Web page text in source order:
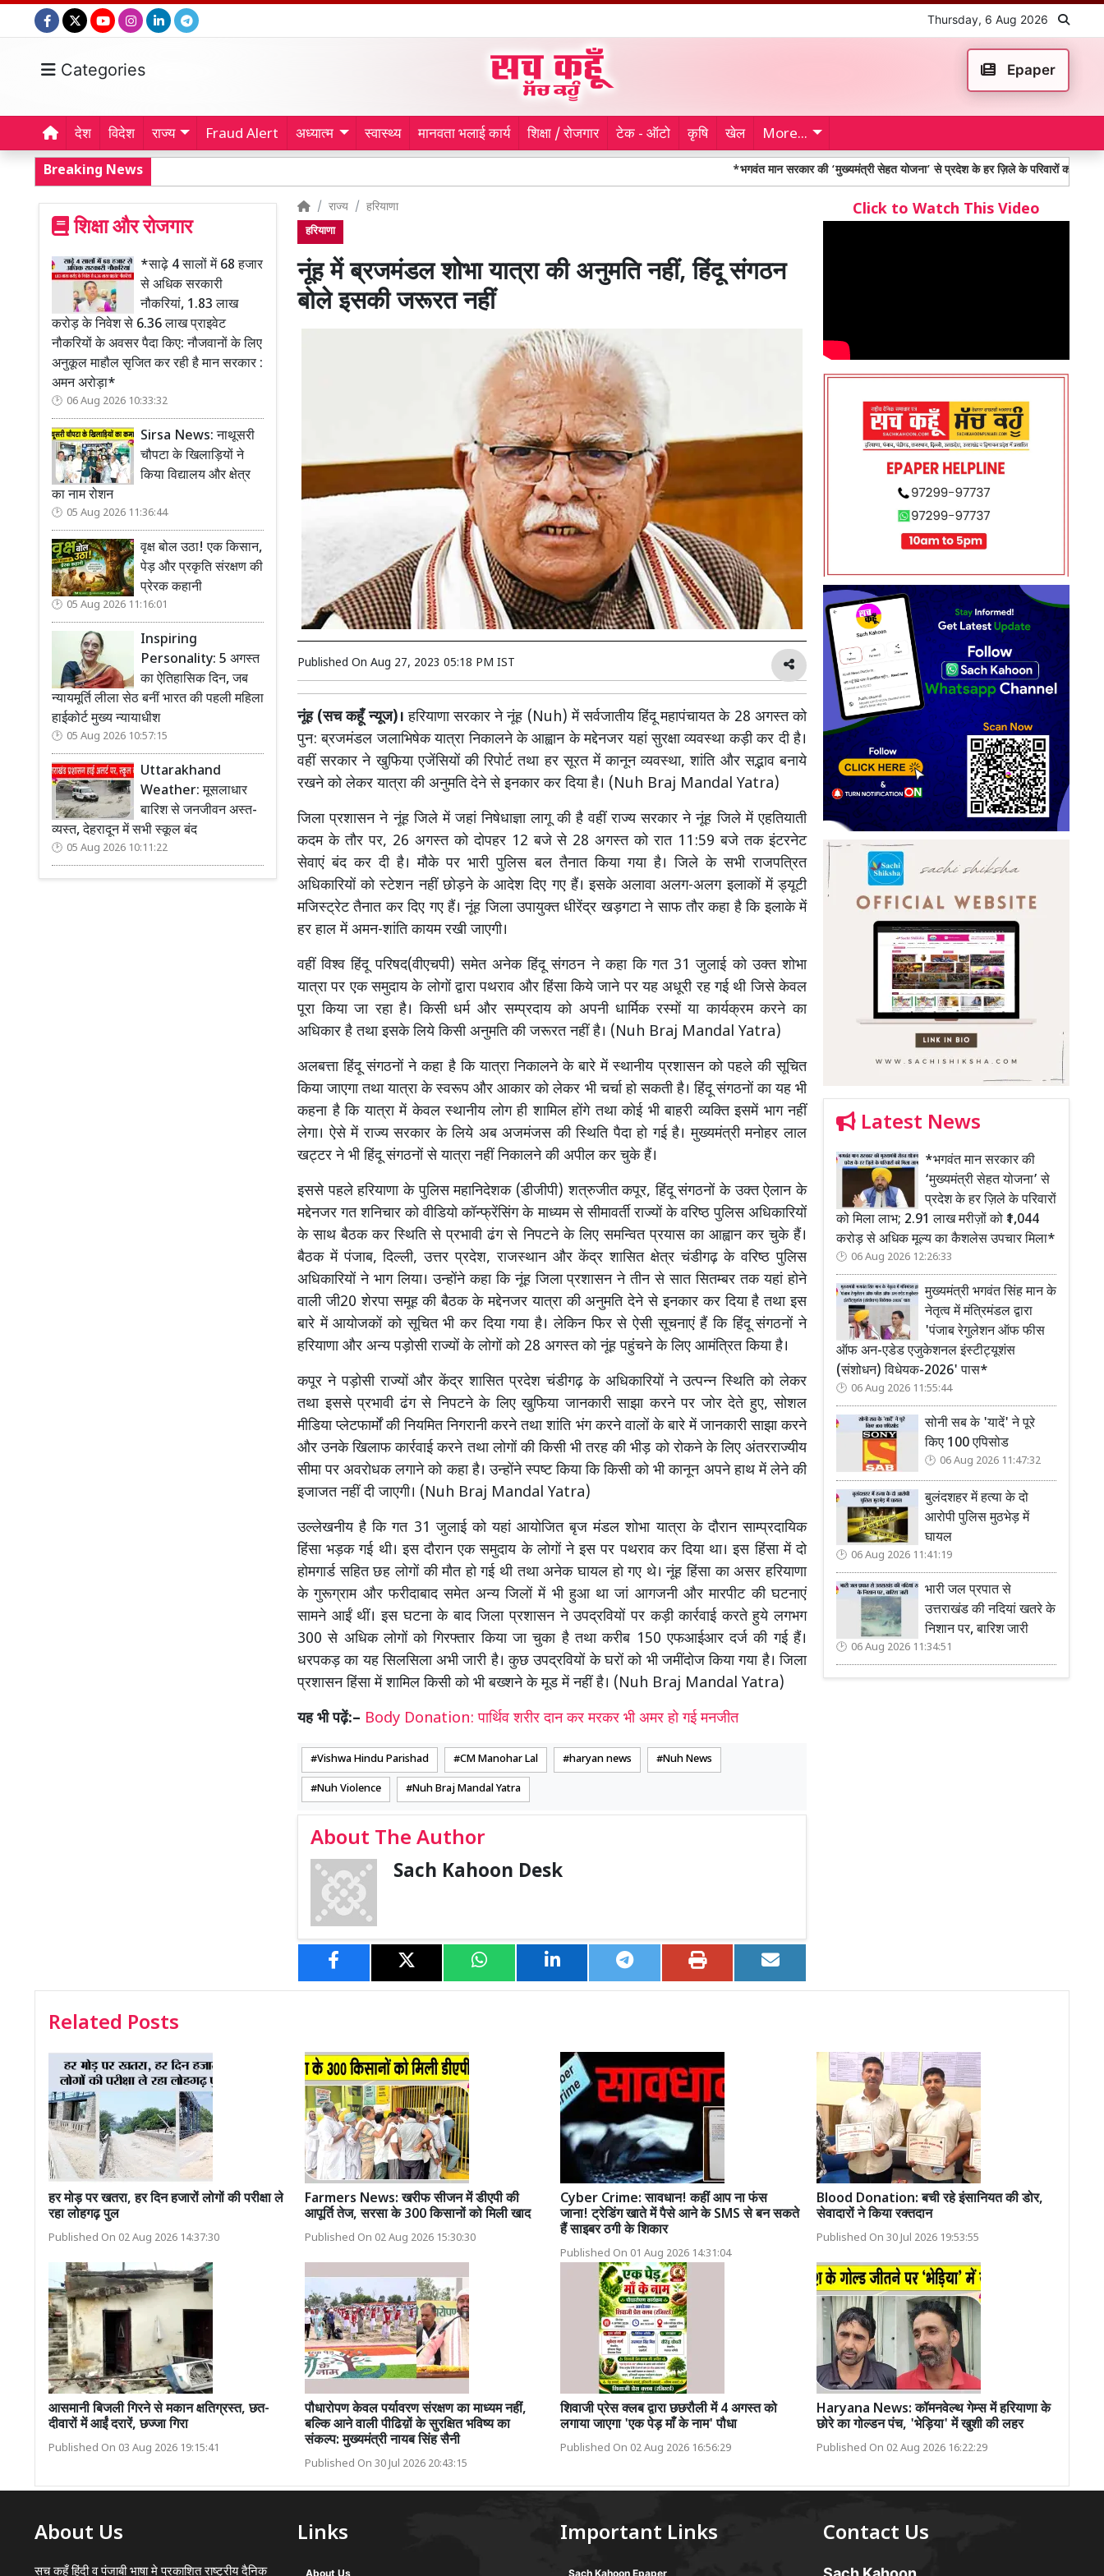
Thursday, 6 Aug 2026
Categories Epaper
देश विदेश राज्य Fraud Alert अध्यात्म स्वास्थ्य मानवता भलाई कार्य शिक्षा / रोजगार टेक - ऑटो कृषि खेल More...
Breaking News *भगवंत मान सरकार की ‘मुख्यमंत्री सेहत योजना’ से प्रदेश के हर ज़िले के परिवारों को मिला लाभ;
शिक्षा और रोजगार
*साढ़े 4 सालों में 68 हजार
से अधिक सरकारी
नौकरियां, 1.83 लाख
करोड़ के निवेश से 6.36 लाख प्राइवेट
नौकरियों के अवसर पैदा किए: नौजवानों के लिए
अनुकूल माहौल सृजित कर रही है मान सरकार :
अमन अरोड़ा*
06 Aug 2026 10:33:32
Sirsa News: नाथूसरी
चौपटा के खिलाड़ियों ने
किया विद्यालय और क्षेत्र
का नाम रोशन
05 Aug 2026 11:36:44
वृक्ष बोल उठा! एक किसान,
पेड़ और प्रकृति संरक्षण की
प्रेरक कहानी
05 Aug 2026 11:16:01
Inspiring
Personality: 5 अगस्त
का ऐतिहासिक दिन, जब
न्यायमूर्ति लीला सेठ बनीं भारत की पहली महिला
हाईकोर्ट मुख्य न्यायाधीश
05 Aug 2026 10:57:15
Uttarakhand
Weather: मूसलाधार
बारिश से जनजीवन अस्त-
व्यस्त, देहरादून में सभी स्कूल बंद
05 Aug 2026 10:11:22
राज्य हरियाणा
हरियाणा
नूंह में ब्रजमंडल शोभा यात्रा की अनुमति नहीं, हिंदू संगठन
बोले इसकी जरूरत नहीं
Published On Aug 27, 2023 05:18 PM IST
नूंह (सच कहूँ न्यूज)। हरियाणा सरकार ने नूंह (Nuh) में सर्वजातीय हिंदू महापंचायत के 28 अगस्त को
पुन: ब्रजमंडल जलाभिषेक यात्रा निकालने के आह्वान के मद्देनजर यहां सुरक्षा व्यवस्था कड़ी कर दी है।
वहीं सरकार ने खुफिया एजेंसियों की रिपोर्ट तथा हर सूरत में कानून व्यवस्था, शांति और सद्भाव बनाये
रखने को लेकर यात्रा की अनुमति देने से इनकार कर दिया है। (Nuh Braj Mandal Yatra)
जिला प्रशासन ने नूंह जिले में जहां निषेधाज्ञा लागू की है वहीं राज्य सरकार ने नूंह जिले में एहतियाती
कदम के तौर पर, 26 अगस्त को दोपहर 12 बजे से 28 अगस्त को रात 11:59 बजे तक इंटरनेट
सेवाएं बंद कर दी है। मौके पर भारी पुलिस बल तैनात किया गया है। जिले के सभी राजपत्रित
अधिकारियों को स्टेशन नहीं छोड़ने के आदेश दिए गए हैं। इसके अलावा अलग-अलग इलाकों में ड्यूटी
मजिस्ट्रेट तैनात कर दिए गए हैं। नूंह जिला उपायुक्त धीरेंद्र खड़गटा ने साफ तौर कहा है कि इलाके में
हर हाल में अमन-शांति कायम रखी जाएगी।
वहीं विश्व हिंदू परिषद(वीएचपी) समेत अनेक हिंदू संगठन ने कहा कि गत 31 जुलाई को उक्त शोभा
यात्रा पर एक समुदाय के लोगों द्वारा पथराव और हिंसा किये जाने पर यह अधूरी रह गई थी जिसे केवल
पूरा किया जा रहा है। किसी धर्म और सम्प्रदाय को अपनी धार्मिक रस्मों या कार्यक्रम करने का
अधिकार है तथा इसके लिये किसी अनुमति की जरूरत नहीं है। (Nuh Braj Mandal Yatra)
अलबत्ता हिंदू संगठनों ने कहा है कि यात्रा निकालने के बारे में स्थानीय प्रशासन को पहले की सूचित
किया जाएगा तथा यात्रा के स्वरूप और आकार को लेकर भी चर्चा हो सकती है। हिंदू संगठनों का यह भी
कहना है कि यात्रा में केवल स्थानीय लोग ही शामिल होंगे तथा कोई भी बाहरी व्यक्ति इसमें भाग नहीं
लेगा। ऐसे में राज्य सरकार के लिये अब अजमंजस की स्थिति पैदा हो गई है। मुख्यमंत्री मनोहर लाल
खट्टर ने भी हिंदू संगठनों से यात्रा नहीं निकालने की अपील कर चुके हैं।
इससे पहले हरियाणा के पुलिस महानिदेशक (डीजीपी) शत्रुजीत कपूर, हिंदू संगठनों के उक्त ऐलान के
मद्देनजर गत शनिचार को वीडियो कॉन्फ्रेंसिंग के माध्यम से सीमावर्ती राज्यों के वरिष्ठ पुलिस अधिकारियों
के साथ बैठक कर स्थिति से प्रभावी ढंग से निपटने के लिए समन्वित प्रयास का आह्वान कर चुके हैं।
बैठक में पंजाब, दिल्ली, उत्तर प्रदेश, राजस्थान और केंद्र शासित क्षेत्र चंडीगढ़ के वरिष्ठ पुलिस
अधिकारियों ने भाग लिया। उन्होंने कहा कि नूंह जिला प्रशासन ने तीन से सात सितम्बर तक यहां होने
वाली जी20 शेरपा समूह की बैठक के मद्देनजर यात्रा की अनुमति देने से इनकार कर दिया है तथा इस
बारे में आयोजकों को सूचित भी कर दिया गया है। लेकिन फिर से ऐसी सूचनाएं हैं कि हिंदू संगठनों ने
हरियाणा और अन्य पड़ोसी राज्यों के लोगों को 28 अगस्त को नूंह पहुंचने के लिए आमंत्रित किया है।
कपूर ने पड़ोसी राज्यों और केंद्र शासित प्रदेश चंडीगढ़ के अधिकारियों ने उत्पन्न स्थिति को लेकर
तथा इससे प्रभावी ढंग से निपटने के लिए खुफिया जानकारी साझा करने पर जोर देते हुए, सोशल
मीडिया प्लेटफार्मों की नियमित निगरानी करने तथा शांति भंग करने वालों के बारे में जानकारी साझा करने
और उनके खिलाफ कार्रवाई करने तथा लोगों की किसी भी तरह की भीड़ को रोकने के लिए अंतरराज्यीय
सीमा पर अवरोधक लगाने को कहा है। उन्होंने स्पष्ट किया कि किसी को भी कानून अपने हाथ में लेने की
इजाजत नहीं दी जाएगी। (Nuh Braj Mandal Yatra)
उल्लेखनीय है कि गत 31 जुलाई को यहां आयोजित बृज मंडल शोभा यात्रा के दौरान साम्प्रदायिक
हिंसा भड़क गई थी। इस दौरान एक समुदाय के लोगों ने इस पर पथराव कर दिया था। इस हिंसा में दो
होमगार्ड सहित छह लोगों की मौत हो गई थी तथा अनेक घायल हो गए थे। नूंह हिंसा का असर हरियाणा
के गुरूग्राम और फरीदाबाद समेत अन्य जिलों में भी हुआ था जां आगजनी और मारपीट की घटनाएं
सामने आईं थीं। इस घटना के बाद जिला प्रशासन ने उपद्रवियों पर कड़ी कार्रवाई करते हुये लगभग
300 से अधिक लोगों को गिरफ्तार किया जा चुका है तथा करीब 150 एफआईआर दर्ज की गई हैं।
धरपकड़ का यह सिलसिला अभी जारी है। कुछ उपद्रवियों के घरों को भी जमींदोज किया गया है। जिला
प्रशासन हिंसा में शामिल किसी को भी बख्शने के मूड में नहीं है। (Nuh Braj Mandal Yatra)
यह भी पढ़ें:– Body Donation: पार्थिव शरीर दान कर मरकर भी अमर हो गई मनजीत
Vishwa Hindu Parishad CM Manohar Lal haryan news Nuh News
Nuh Violence Nuh Braj Mandal Yatra
About The Author
Sach Kahoon Desk
Click to Watch This Video
Latest News
*भगवंत मान सरकार की
‘मुख्यमंत्री सेहत योजना’ से
प्रदेश के हर ज़िले के परिवारों
को मिला लाभ; 2.91 लाख मरीज़ों को ₹1,044
करोड़ से अधिक मूल्य का कैशलेस उपचार मिला*
06 Aug 2026 12:26:33
मुख्यमंत्री भगवंत सिंह मान के
नेतृत्व में मंत्रिमंडल द्वारा
'पंजाब रेगुलेशन ऑफ फीस
ऑफ अन-एडेड एजुकेशनल इंस्टीट्यूशंस
(संशोधन) विधेयक-2026' पास*
06 Aug 2026 11:55:44
सोनी सब के 'यादें' ने पूरे
किए 100 एपिसोड
06 Aug 2026 11:47:32
बुलंदशहर में हत्या के दो
आरोपी पुलिस मुठभेड़ में
घायल
06 Aug 2026 11:41:19
भारी जल प्रपात से
उत्तराखंड की नदियां खतरे के
निशान पर, बारिश जारी
06 Aug 2026 11:34:51
Related Posts
हर मोड़ पर खतरा, हर दिन हजारों लोगों की परीक्षा ले
रहा लोहगढ़ पुल
Published On 02 Aug 2026 14:37:30
Farmers News: खरीफ सीजन में डीएपी की
आपूर्ति तेज, सरसा के 300 किसानों को मिली खाद
Published On 02 Aug 2026 15:30:30
Cyber Crime: सावधान! कहीं आप ना फंस
जाना! ट्रेडिंग खाते में पैसे आने के SMS से बन सकते
हैं साइबर ठगी के शिकार
Published On 01 Aug 2026 14:31:04
Blood Donation: बची रहे इंसानियत की डोर,
सेवादारों ने किया रक्तदान
Published On 30 Jul 2026 19:53:55
आसमानी बिजली गिरने से मकान क्षतिग्रस्त, छत-
दीवारों में आईं दरारें, छज्जा गिरा
Published On 03 Aug 2026 19:15:41
पौधारोपण केवल पर्यावरण संरक्षण का माध्यम नहीं,
बल्कि आने वाली पीढिय़ों के सुरक्षित भविष्य का
संकल्प: मुख्यमंत्री नायब सिंह सैनी
Published On 30 Jul 2026 20:43:15
शिवाजी प्रेस क्लब द्वारा छछरौली में 4 अगस्त को
लगाया जाएगा 'एक पेड़ माँ के नाम' पौधा
Published On 02 Aug 2026 16:56:29
Haryana News: कॉमनवेल्थ गेम्स में हरियाणा के
छोरे का गोल्डन पंच, 'भेड़िया' में खुशी की लहर
Published On 02 Aug 2026 16:22:29
About Us
सच कहूँ हिंदी व पंजाबी भाषा मे प्रकाशित राष्ट्रीय दैनिक
Links
About Us
Important Links
Sach Kahoon Epaper
Contact Us